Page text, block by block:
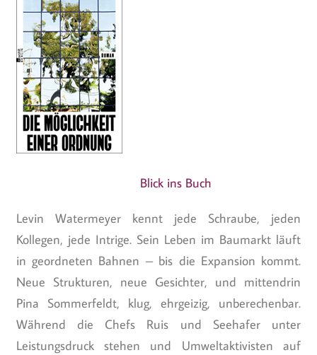
Blick ins Buch
Levin Watermeyer kennt jede Schraube, jeden
Kollegen, jede Intrige. Sein Leben im Baumarkt läuft
in geordneten Bahnen – bis die Expansion kommt.
Neue Strukturen, neue Gesichter, und mittendrin
Pina Sommerfeldt, klug, ehrgeizig, unberechenbar.
Während die Chefs Ruis und Seehafer unter
Leistungsdruck stehen und Umweltaktivisten auf